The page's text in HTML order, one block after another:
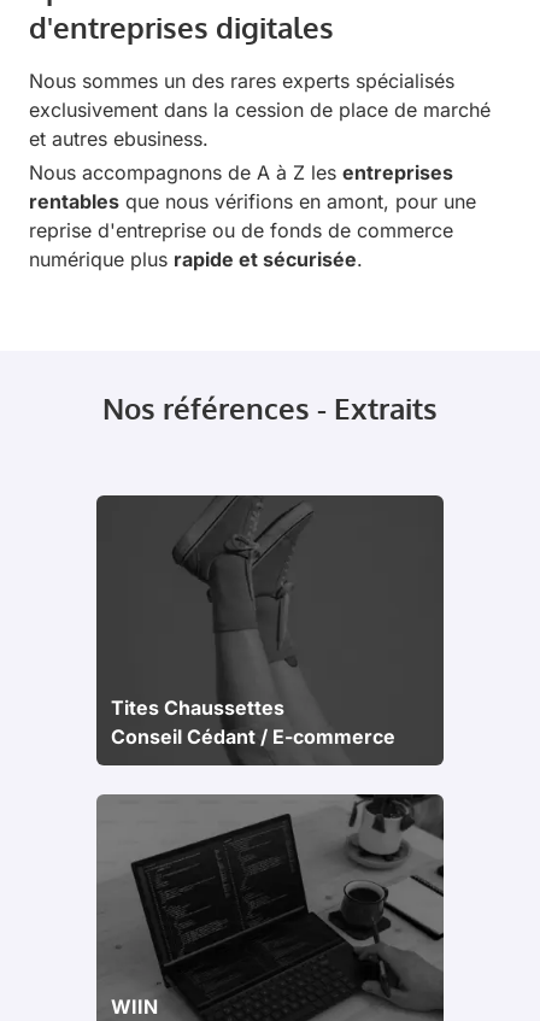
d'entreprises digitales
Nous sommes un des rares experts spécialisés
exclusivement dans la cession de place de marché
et autres ebusiness.
Nous accompagnons de A à Z les entreprises
rentables que nous vérifions en amont, pour une
reprise d'entreprise ou de fonds de commerce
numérique plus rapide et sécurisée.
Nos références - Extraits
Tites Chaussettes
Conseil Cédant / E-commerce
WIIN